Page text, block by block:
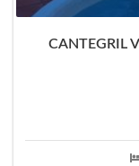
CANTEGRIL